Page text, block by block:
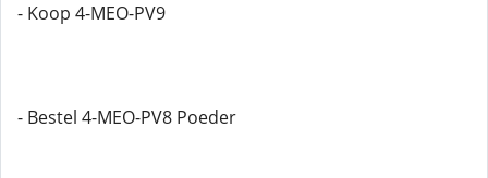
- Koop 4-MEO-PV9
- Bestel 4-MEO-PV8 Poeder